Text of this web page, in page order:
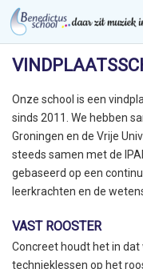
Onze school is een
sinds 2011. We hebben
Groningen en de Vrije
steeds samen met de
gebaseerd op een
leerkrachten en de
VAST ROOSTER
Concreet houdt het in
technieklessen op het